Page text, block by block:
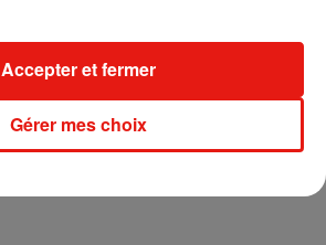
5 août 2026
Benny Blanco invite Selena Gomez et
Becky G sur son nouveau single
Gérer mes choix
Accepter et fermer